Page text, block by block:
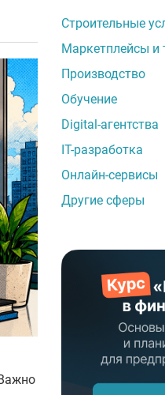
Строительные
Маркетплейсы и
Производство
Обучение
Digital-агентства
IT-разработка
Онлайн-сервисы
Другие сферы